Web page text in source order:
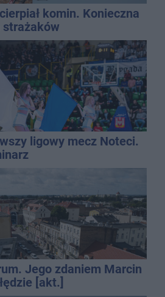
komin. Konieczna
strażaków
ligowy mecz Noteci.
Jego zdaniem Marcin
[akt.]